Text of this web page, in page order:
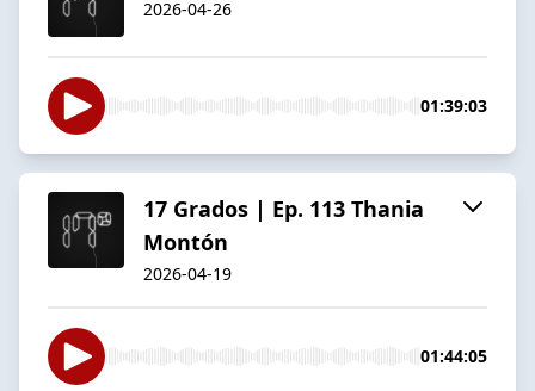
2026-04-26
01:39:03
17 Grados | Ep. 113 Thania
Montón
2026-04-19
01:44:05